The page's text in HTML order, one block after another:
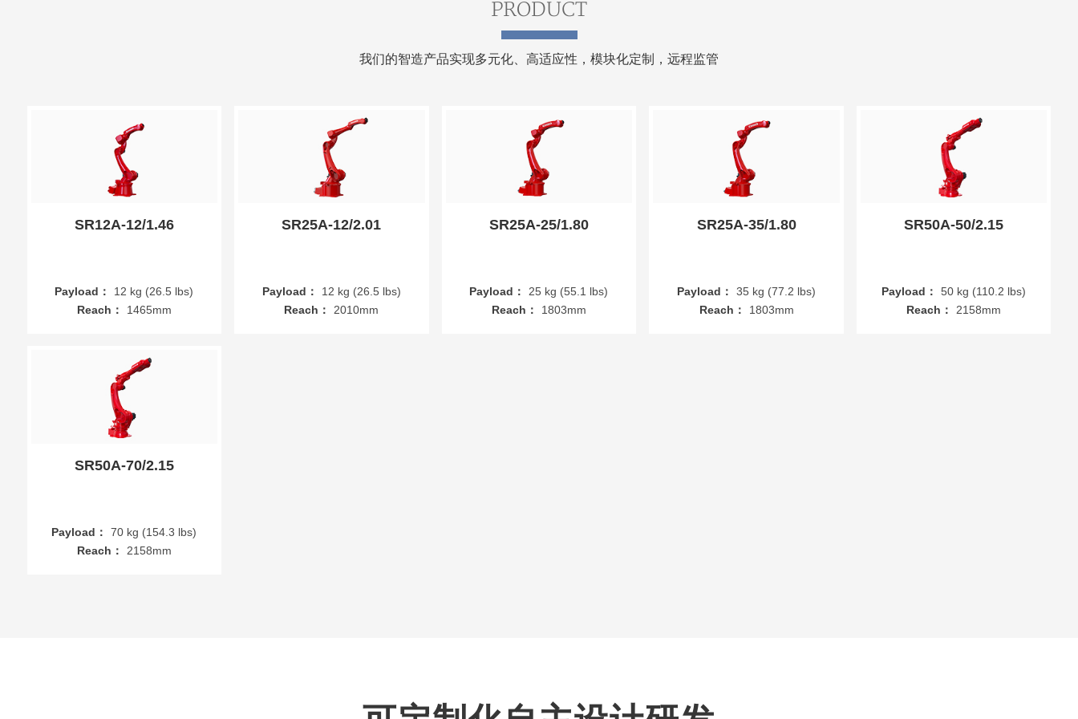
PRODUCT
我们的智造产品实现多元化、高适应性，模块化定制，远程监管
SR12A-12/1.46
Payload：
12 kg (26.5 lbs)
Reach：
1465mm
SR25A-12/2.01
Payload：
12 kg (26.5 lbs)
Reach：
2010mm
SR25A-25/1.80
Payload：
25 kg (55.1 lbs)
Reach：
1803mm
SR25A-35/1.80
Payload：
35 kg (77.2 lbs)
Reach：
1803mm
SR50A-50/2.15
Payload：
50 kg (110.2 lbs)
Reach：
2158mm
SR50A-70/2.15
Payload：
70 kg (154.3 lbs)
Reach：
2158mm